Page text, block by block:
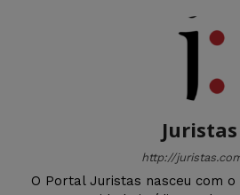
Juristas
http://
O Portal Juristas nasceu com